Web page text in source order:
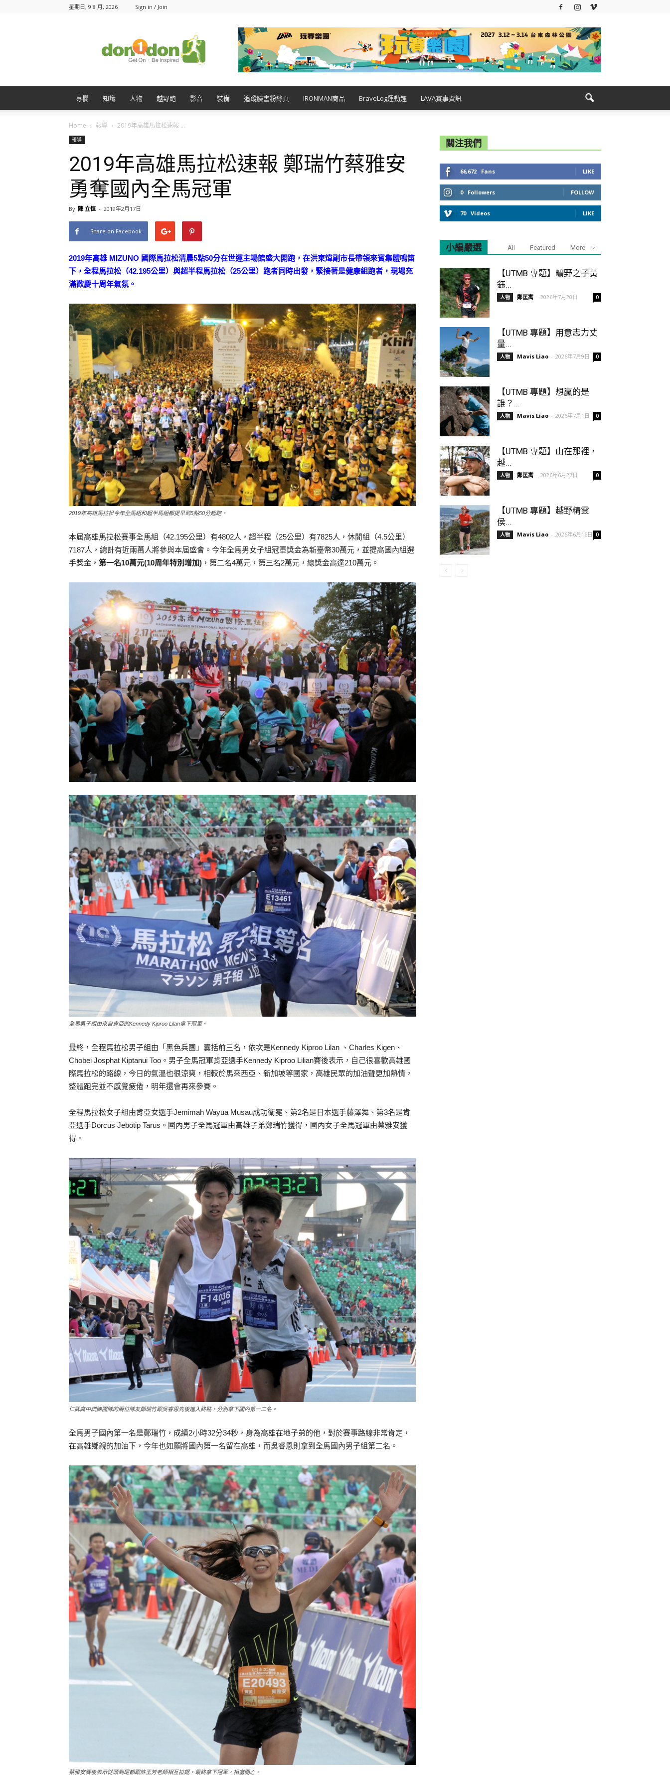
星期日, 9 8 月, 2026 Sign in / Join
專欄 知識 人物 越野跑 影音 裝備 追蹤臉書粉絲頁 IRONMAN商品 BraveLog運動趣 LAVA賽事資訊
Home 報導 2019年高雄馬拉松速報 ...
報導
2019年高雄馬拉松速報 鄭瑞竹蔡雅安
勇奪國內全馬冠軍
By 陳 立恒 - 2019年2月17日
Share on Facebook
2019年高雄 MIZUNO 國際馬拉松清晨5點50分在世運主場館盛大開跑，在洪東煒副市長帶領來賓集體鳴笛
下，全程馬拉松（42.195公里）與超半程馬拉松（25公里）跑者同時出發，緊接著是健康組跑者，現場充
滿歡慶十周年氣氛。
2019年高雄馬拉松今年全馬組和超半馬組都提早到5點50分起跑。
本屆高雄馬拉松賽事全馬組（42.195公里）有4802人，超半程（25公里）有7825人， 休閒組（4.5公里）
7187人，總計有近兩萬人將參與本屆盛會。今年全馬男女子組冠軍獎金為新臺幣30萬元，並提高國內組選
手獎金， 第一名10萬元(10周年特別增加) ，第二名4萬元，第三名2萬元，總獎金高達210萬元。
全馬男子組由來自肯亞的Kennedy Kiproo Lilan拿下冠軍。
最終，全程馬拉松男子組由「黑色兵團」囊括前三名，依次是Kennedy Kiproo Lilan 、Charles Kigen、
Chobei Josphat Kiptanui Too。男子全馬冠軍肯亞選手Kennedy Kiproo Lilian賽後表示，自己很喜歡高雄國
際馬拉松的路線，今日的氣溫也很涼爽，相較於馬來西亞、新加坡等國家，高雄民眾的加油聲更加熱情，
整體跑完並不感覺疲倦，明年還會再來參賽。
全程馬拉松女子組由肯亞女選手Jemimah Wayua Musau成功衛冕、第2名是日本選手藤澤舞、第3名是肯
亞選手Dorcus Jebotip Tarus。國內男子全馬冠軍由高雄子弟鄭瑞竹獲得，國內女子全馬冠軍由蔡雅安獲
得。
仁武高中訓練團隊的兩位隊友鄭瑞竹跟吳睿恩先後進入終點，分別拿下國內第一二名。
全馬男子國內第一名是鄭瑞竹，成績2小時32分34秒，身為高雄在地子弟的他，對於賽事路線非常肯定，
在高雄鄉親的加油下，今年也如願將國內第一名留在高雄，而吳睿恩則拿到全馬國內男子組第二名。
蔡雅安賽後表示從頭到尾都跟許玉芳老師相互拉鋸，最終拿下冠軍，相當開心。
關注我們
66,672 Fans LIKE
0 Followers FOLLOW
70 Videos LIKE
小編嚴選 All Featured More
【UTMB 專題】曠野之子黃
鈺...
人物 鄭匡寓 - 2026年7月20日 0
【UTMB 專題】用意志力丈
量...
人物 Mavis Liao - 2026年7月9日 0
【UTMB 專題】想贏的是
誰？...
人物 Mavis Liao - 2026年7月1日 0
【UTMB 專題】山在那裡，
越...
人物 鄭匡寓 - 2026年6月27日 0
【UTMB 專題】越野精靈
侯...
人物 Mavis Liao - 2026年6月16日 0